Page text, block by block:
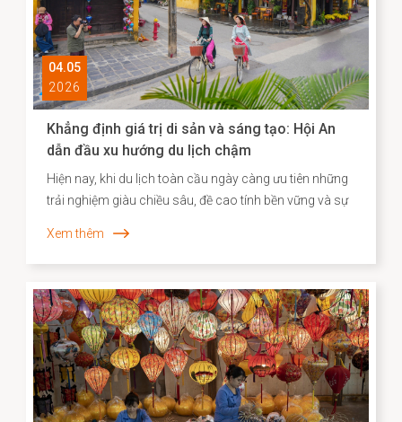
04.05
2026
Khẳng định giá trị di sản và sáng tạo: Hội An
dẫn đầu xu hướng du lịch chậm
Hiện nay, khi du lịch toàn cầu ngày càng ưu tiên những
trải nghiệm giàu chiều sâu, đề cao tính bền vững và sự
châu Á. Việc Hội An vươn lên vị trí dẫn đầu không chỉ
phản ánh sức hút đặc biệt của một đô thị di sản, mà
còn cho thấy hiệu quả của định hướng bảo tồn gắn liền
với phát huy giá trị văn hóa theo hướng sáng tạo và bền
vững.
Xem thêm